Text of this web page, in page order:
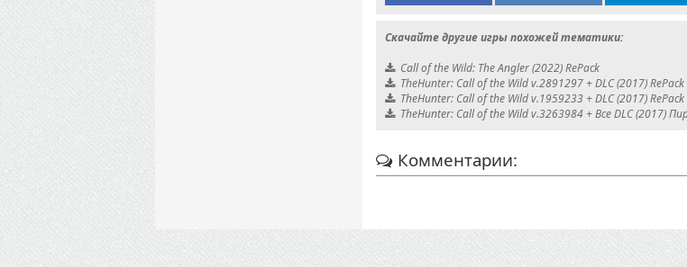
Скачайте другие игры похожей тематики:
Call of the Wild: The Angler (2022) RePack
TheHunter: Call of the Wild v.2891297 + DLC (2017) RePack
TheHunter: Call of the Wild v.1959233 + DLC (2017)
TheHunter: Call of the Wild v.3263984 + Все DLC (2017)
Комментарии: